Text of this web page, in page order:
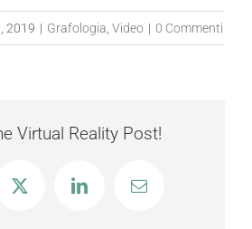
2019 | Grafologia, Video | 0 Commenti
Virtual Reality Post!
X LinkedInEmail